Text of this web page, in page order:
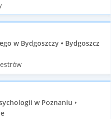
w Bydgoszczy • Bydgoszcz
w Poznaniu •